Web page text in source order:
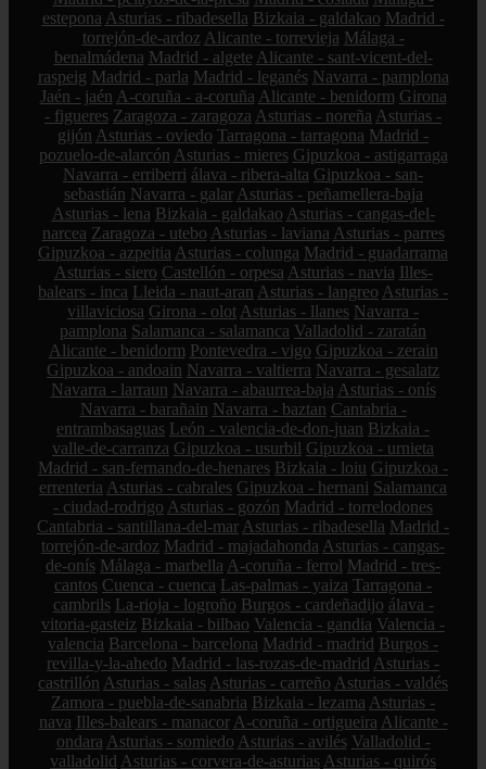
estepona Asturias - ribadesella Bizkaia - galdakao Madrid -
torrejón-de-ardoz Alicante - torrevieja Málaga -
benalmádena Madrid - algete Alicante - sant-vicent-del-
raspeig Madrid - parla Madrid - leganés Navarra - pamplona
Jaén - jaén A-coruña - a-coruña Alicante - benidorm Girona
- figueres Zaragoza - zaragoza Asturias - noreña Asturias -
gijón Asturias - oviedo Tarragona - tarragona Madrid -
pozuelo-de-alarcón Asturias - mieres Gipuzkoa - astigarraga
Navarra - erriberri álava - ribera-alta Gipuzkoa - san-
sebastián Navarra - galar Asturias - peñamellera-baja
Asturias - lena Bizkaia - galdakao Asturias - cangas-del-
narcea Zaragoza - utebo Asturias - laviana Asturias - parres
Gipuzkoa - azpeitia Asturias - colunga Madrid - guadarrama
Asturias - siero Castellón - orpesa Asturias - navia Illes-
balears - inca Lleida - naut-aran Asturias - langreo Asturias -
villaviciosa Girona - olot Asturias - llanes Navarra -
pamplona Salamanca - salamanca Valladolid - zaratán
Alicante - benidorm Pontevedra - vigo Gipuzkoa - zerain
Gipuzkoa - andoain Navarra - valtierra Navarra - gesalatz
Navarra - larraun Navarra - abaurrea-baja Asturias - onís
Navarra - barañain Navarra - baztan Cantabria -
entrambasaguas León - valencia-de-don-juan Bizkaia -
valle-de-carranza Gipuzkoa - usurbil Gipuzkoa - urnieta
Madrid - san-fernando-de-henares Bizkaia - loiu Gipuzkoa -
errenteria Asturias - cabrales Gipuzkoa - hernani Salamanca
- ciudad-rodrigo Asturias - gozón Madrid - torrelodones
Cantabria - santillana-del-mar Asturias - ribadesella Madrid -
torrejón-de-ardoz Madrid - majadahonda Asturias - cangas-
de-onís Málaga - marbella A-coruña - ferrol Madrid - tres-
cantos Cuenca - cuenca Las-palmas - yaiza Tarragona -
cambrils La-rioja - logroño Burgos - cardeñadijo álava -
vitoria-gasteiz Bizkaia - bilbao Valencia - gandia Valencia -
valencia Barcelona - barcelona Madrid - madrid Burgos -
revilla-y-la-ahedo Madrid - las-rozas-de-madrid Asturias -
castrillón Asturias - salas Asturias - carreño Asturias - valdés
Zamora - puebla-de-sanabria Bizkaia - lezama Asturias -
nava Illes-balears - manacor A-coruña - ortigueira Alicante -
ondara Asturias - somiedo Asturias - avilés Valladolid -
valladolid Asturias - corvera-de-asturias Asturias - quirós